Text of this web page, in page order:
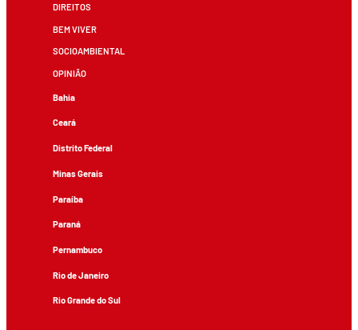
DIREITOS
BEM VIVER
SOCIOAMBIENTAL
OPINIÃO
Bahia
Ceará
Distrito Federal
Minas Gerais
Paraíba
Paraná
Pernambuco
Rio de Janeiro
Rio Grande do Sul